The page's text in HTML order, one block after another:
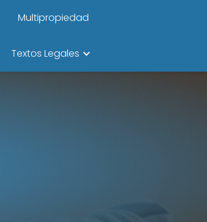
Multipropiedad
Textos Legales